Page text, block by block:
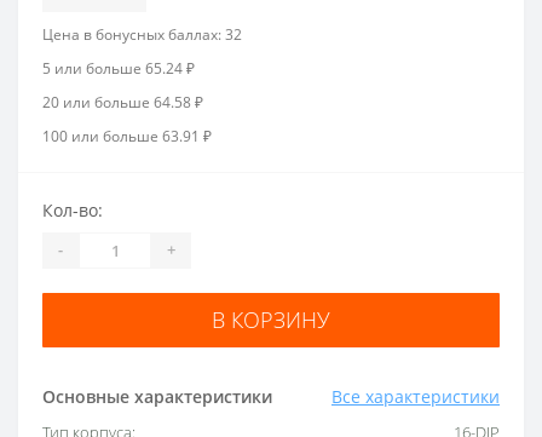
Цена в бонусных баллах: 32
5 или больше 65.24 ₽
20 или больше 64.58 ₽
100 или больше 63.91 ₽
Основные характеристики Все характеристики
Тип корпуса:
16-DIP
Кол-во:
- +
В КОРЗИНУ